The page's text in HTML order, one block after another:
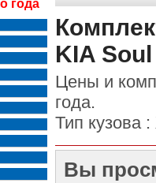
года
KIA
Цены и
года.
Тип кузова :
Вы